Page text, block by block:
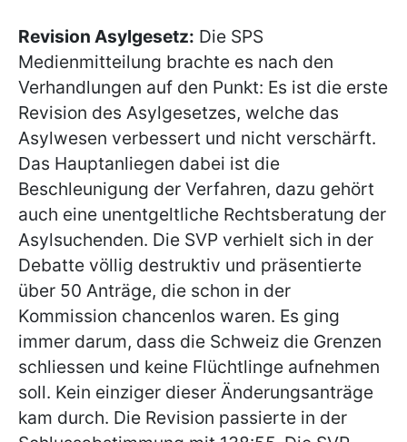
Revision Asylgesetz: Die SPS
Medienmitteilung brachte es nach den
Verhandlungen auf den Punkt: Es ist die erste
Revision des Asylgesetzes, welche das
Asylwesen verbessert und nicht verschärft.
Das Hauptanliegen dabei ist die
Beschleunigung der Verfahren, dazu gehört
auch eine unentgeltliche Rechtsberatung der
Asylsuchenden. Die SVP verhielt sich in der
Debatte völlig destruktiv und präsentierte
über 50 Anträge, die schon in der
Kommission chancenlos waren. Es ging
immer darum, dass die Schweiz die Grenzen
schliessen und keine Flüchtlinge aufnehmen
soll. Kein einziger dieser Änderungsanträge
kam durch. Die Revision passierte in der